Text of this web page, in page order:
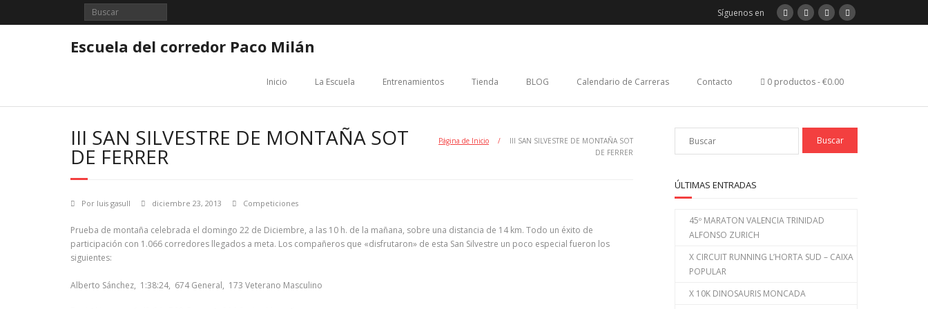
Síguenos en
Escuela del corredor Paco Milán
Inicio La Escuela Entrenamientos Tienda BLOG Calendario de Carreras Contacto 0 productos €0.00
III SAN SILVESTRE DE MONTAÑA SOT
DE FERRER
Página de Inicio /
III SAN SILVESTRE DE MONTAÑA SOT
DE FERRER
Por luis gasull diciembre 23, 2013 Competiciones
Prueba de montaña celebrada el domingo 22 de Diciembre, a las 10 h. de la mañana, sobre una distancia de 14 km. Todo un éxito de
participación con 1.066 corredores llegados a meta. Los compañeros que «disfrutaron» de esta San Silvestre un poco especial fueron los
siguientes:
Alberto Sánchez, 1:38:24, 674 General, 173 Veterano Masculino
ÚLTIMAS ENTRADAS
45º MARATON VALENCIA TRINIDAD
ALFONSO ZURICH
X CIRCUIT RUNNING L’HORTA SUD – CAIXA
POPULAR
X 10K DINOSAURIS MONCADA